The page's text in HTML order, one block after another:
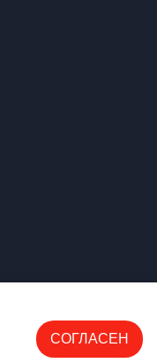
СОГЛАСЕН